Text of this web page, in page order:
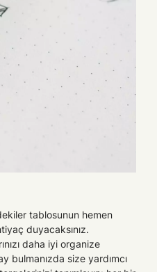
tablosunun hemen
duyacaksınız.
daha iyi organize
bulmanızda size yardımcı